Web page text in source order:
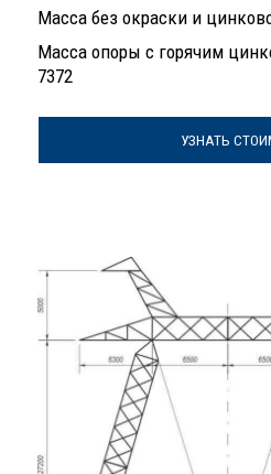
Масса без окраски и
Масса опоры с горячим
7372
УЗНАТЬ